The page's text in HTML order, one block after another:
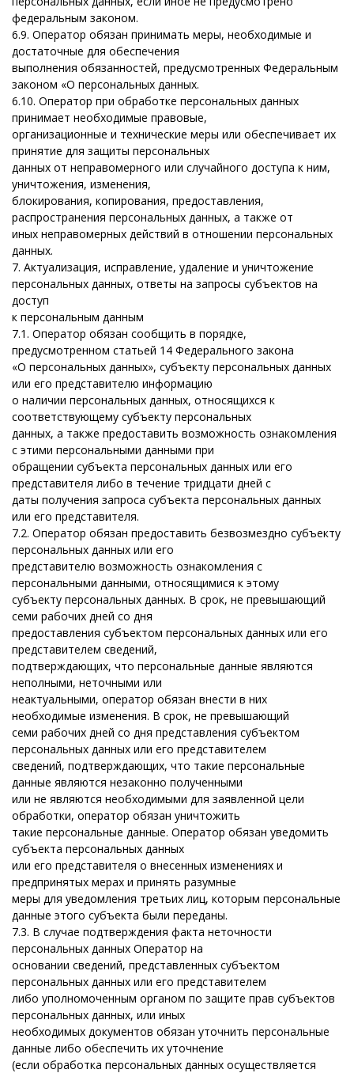
федеральным законом.
6.9. Оператор обязан принимать меры, необходимые и
достаточные для обеспечения
выполнения обязанностей, предусмотренных Федеральным
законом «О персональных данных.
6.10. Оператор при обработке персональных данных
принимает необходимые правовые,
организационные и технические меры или обеспечивает их
принятие для защиты персональных
данных от неправомерного или случайного доступа к ним,
уничтожения, изменения,
блокирования, копирования, предоставления,
распространения персональных данных, а также от
иных неправомерных действий в отношении персональных
данных.
7. Актуализация, исправление, удаление и уничтожение
персональных данных, ответы на запросы субъектов на
доступ
к персональным данным
7.1. Оператор обязан сообщить в порядке,
предусмотренном статьей 14 Федерального закона
«О персональных данных», субъекту персональных данных
или его представителю информацию
о наличии персональных данных, относящихся к
соответствующему субъекту персональных
данных, а также предоставить возможность ознакомления
с этими персональными данными при
обращении субъекта персональных данных или его
представителя либо в течение тридцати дней с
даты получения запроса субъекта персональных данных
или его представителя.
7.2. Оператор обязан предоставить безвозмездно субъекту
персональных данных или его
представителю возможность ознакомления с
персональными данными, относящимися к этому
субъекту персональных данных. В срок, не превышающий
семи рабочих дней со дня
предоставления субъектом персональных данных или его
представителем сведений,
подтверждающих, что персональные данные являются
неполными, неточными или
неактуальными, оператор обязан внести в них
необходимые изменения. В срок, не превышающий
семи рабочих дней со дня представления субъектом
персональных данных или его представителем
сведений, подтверждающих, что такие персональные
данные являются незаконно полученными
или не являются необходимыми для заявленной цели
обработки, оператор обязан уничтожить
такие персональные данные. Оператор обязан уведомить
субъекта персональных данных
или его представителя о внесенных изменениях и
предпринятых мерах и принять разумные
меры для уведомления третьих лиц, которым персональные
данные этого субъекта были переданы.
7.3. В случае подтверждения факта неточности
персональных данных Оператор на
основании сведений, представленных субъектом
персональных данных или его представителем
либо уполномоченным органом по защите прав субъектов
персональных данных, или иных
необходимых документов обязан уточнить персональные
данные либо обеспечить их уточнение
(если обработка персональных данных осуществляется